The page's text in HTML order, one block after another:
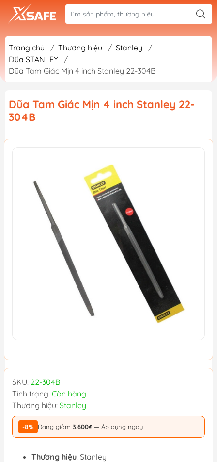
Trang chủ / Thương hiệu / Stanley
/
Dũa STANLEY
/
Dũa Tam Giác Mịn 4 inch Stanley 22-304B
Dũa Tam Giác Mịn 4 inch Stanley 22-
304B
SKU: 22-304B
Tình trạng: Còn hàng
Thương hiệu: Stanley
-8% Đang giảm 3.600₫ — Áp dụng ngay
Thương hiệu: Stanley